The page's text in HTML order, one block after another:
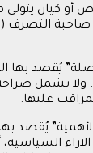
كيان يتولى
صاحبة التصرف (
” يُقصد بها
. ولا تشمل صراحة
عليها.
” يُقصد
الآراء